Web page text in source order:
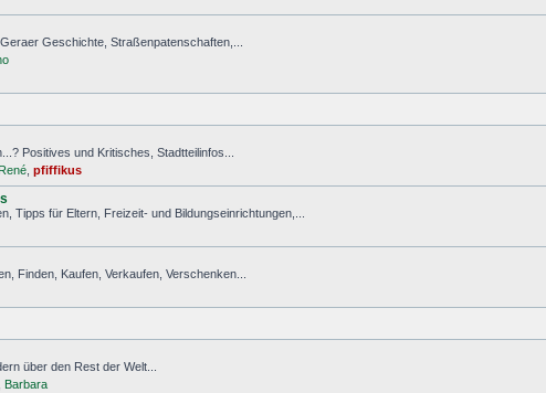
Geschichte, Straßenpatenschaften,...
Positives und Kritisches, Stadtteilinfos...
René pfiffikus
Tipps für Eltern, Freizeit- und Bildungseinrichtungen,...
Finden, Kaufen, Verkaufen, Verschenken...
über den Rest der Welt...
Barbara